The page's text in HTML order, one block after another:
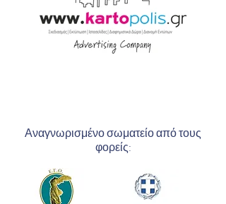
Αναγνωρισμένο σωματείο από τους
φορείς: